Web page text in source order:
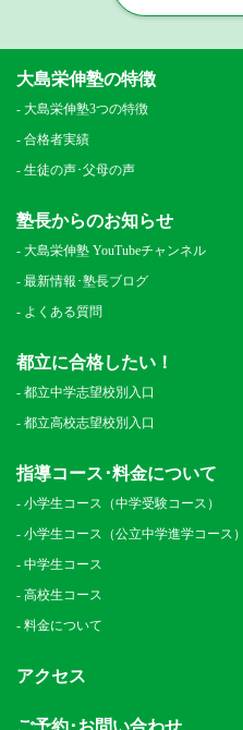
大島栄伸塾の特徴
大島栄伸塾3つの特徴
合格者実績
生徒の声･父母の声
塾長からのお知らせ
大島栄伸塾 YouTubeチャンネル
最新情報･塾長ブログ
よくある質問
都立に合格したい！
都立中学志望校別入口
都立高校志望校別入口
指導コース･料金について
小学生コース（中学受験コース）
小学生コース（公立中学進学コース）
中学生コース
高校生コース
料金について
アクセス